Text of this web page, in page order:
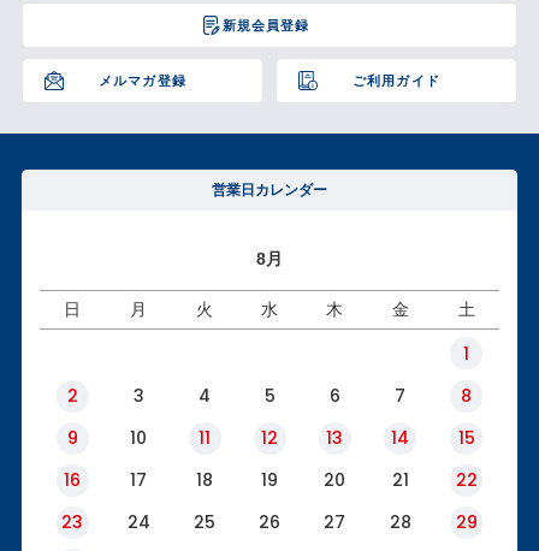
新規会員登録
メルマガ登録 ご利用ガイド
ジト
へ
営業日カレンダー
8月
日 月 火 水 木 金 土
1
2
3 4 5 6 7
8
9
10 11 12 13 14
15
16
17 18 19 20 21
22
23
24 25 26 27 28
29